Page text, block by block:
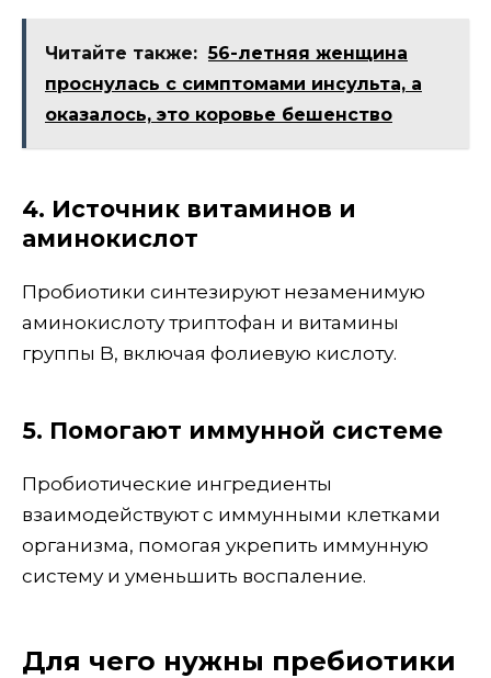
Читайте также: 56-летняя женщина
проснулась с симптомами инсульта, а
оказалось, это коровье бешенство
4. Источник витаминов и
аминокислот
Пробиотики синтезируют незаменимую
аминокислоту триптофан и витамины
группы B, включая фолиевую кислоту.
5. Помогают иммунной системе
Пробиотические ингредиенты
взаимодействуют с иммунными клетками
организма, помогая укрепить иммунную
систему и уменьшить воспаление.
Для чего нужны пребиотики